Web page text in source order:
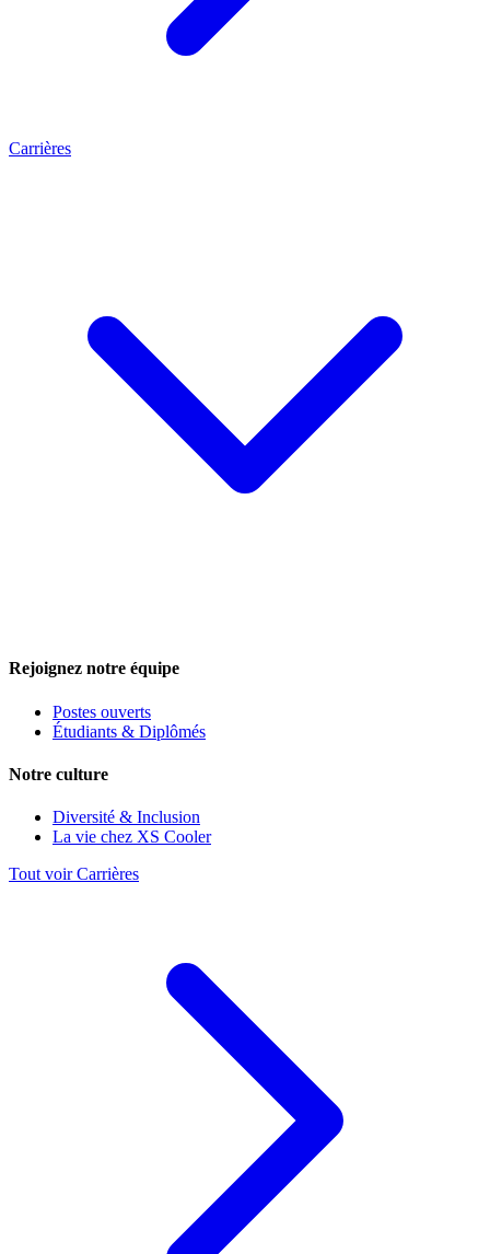
Carrières
Rejoignez notre équipe
Postes ouverts
Étudiants & Diplômés
Notre culture
Diversité & Inclusion
La vie chez XS Cooler
Tout voir Carrières